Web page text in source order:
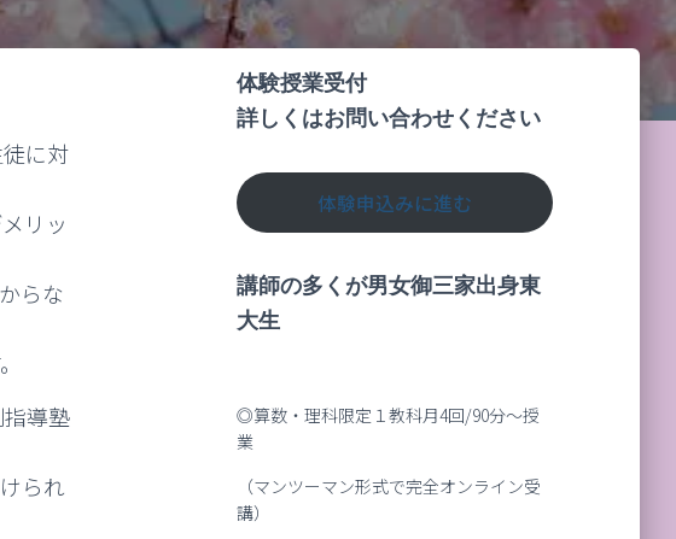
に対
リッ
らな
導塾
られ
体験授業受付
詳しくはお問い合わせください
体験申込みに進む
講師の多くが男女御三家出身東
大生
◎算数・理科限定１教科月4回/90分～授
業
（マンツーマン形式で完全オンライン受
講）